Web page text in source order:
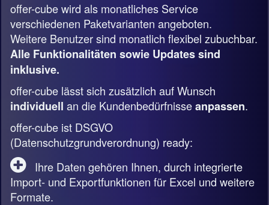
offer-cube wird als monatliches Service
verschiedenen Paketvarianten angeboten.
Weitere Benutzer sind monatlich flexibel zubuchbar.
Alle Funktionalitäten sowie Updates sind
inklusive.
offer-cube lässt sich zusätzlich auf Wunsch
individuell an die Kundenbedürfnisseanpassen.
offer-cube ist DSGVO
(Datenschutzgrundverordnung) ready:
Ihre Daten gehören Ihnen, durch integrierte
Import- und Exportfunktionen für Excel und weitere
Formate.